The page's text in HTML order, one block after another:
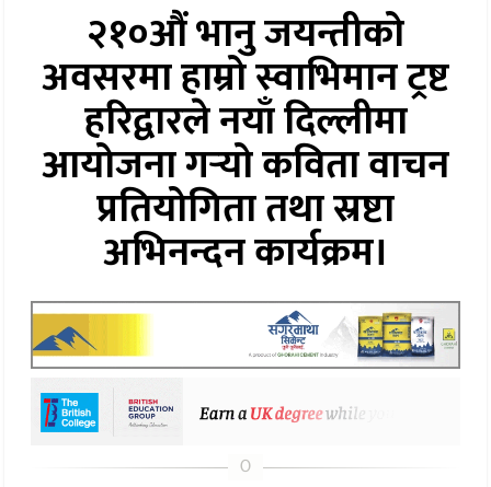
२१०औं भानु जयन्तीको
अवसरमा हाम्रो स्वाभिमान ट्रष्ट
हरिद्वारले नयाँ दिल्लीमा
आयोजना गर्‍यो कविता वाचन
प्रतियोगिता तथा स्रष्टा
अभिनन्दन कार्यक्रम।